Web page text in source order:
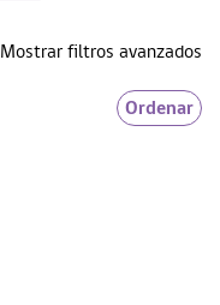
Mostrar filtros avanzados
Ordenar